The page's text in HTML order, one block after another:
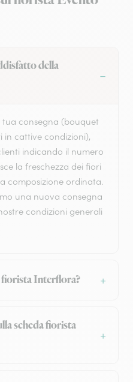
della
consegna (bouquet
cattive condizioni),
indicando il numero
la freschezza dei fiori
composizione ordinata.
una nuova consegna
condizioni generali
Interflora?
scheda fiorista